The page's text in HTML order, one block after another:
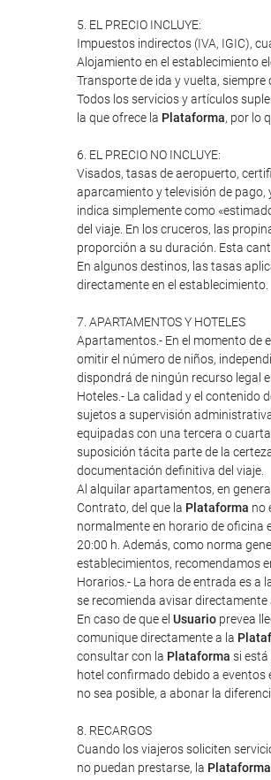
5. EL PRECIO INCLUYE:
Impuestos indirectos (IVA, IGIC),
Alojamiento en el establecimiento
Transporte de ida y vuelta,
Todos los servicios y artículos
la que ofrece la Plataforma, por lo
6. EL PRECIO NO INCLUYE:
Visados, tasas de aeropuerto,
aparcamiento y televisión de pago,
indica simplemente como
del viaje. En los cruceros, las
proporción a su duración. Esta
En algunos destinos, las tasas
directamente en el establecimiento.
7. APARTAMENTOS Y HOTELES
Apartamentos.- En el momento de
omitir el número de niños,
dispondrá de ningún recurso legal
Hoteles.- La calidad y el contenido
sujetos a supervisión
equipadas con una tercera o
suposición tácita parte de la
documentación definitiva del viaje.
Al alquilar apartamentos, en
Contrato, del que la Plataforma no
normalmente en horario de oficina
20:00 h. Además, como norma
establecimientos, recomendamos
Horarios.- La hora de entrada es a
se recomienda avisar
En caso de que el Usuario prevea
comunique directamente a la
consultar con la Plataforma si está
hotel confirmado debido a
no sea posible, a abonar la
8. RECARGOS
Cuando los viajeros soliciten
no puedan prestarse, la Plataforma